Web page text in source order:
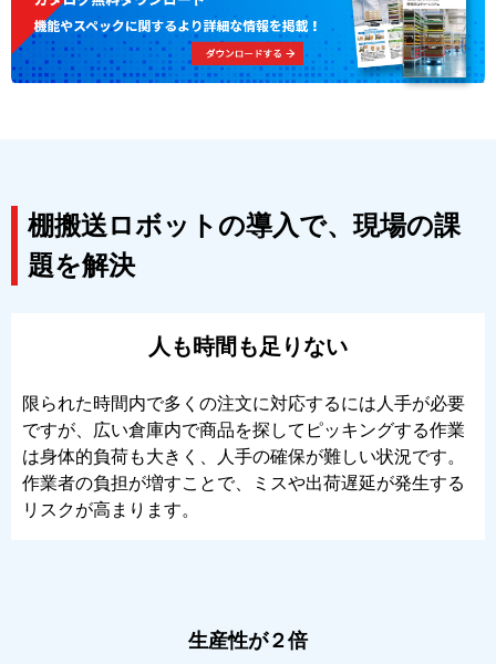
棚搬送ロボットの導入で、現場の課
題を解決
人も時間も足りない
限られた時間内で多くの注文に対応するには人手が必要
ですが、広い倉庫内で商品を探してピッキングする作業
は身体的負荷も大きく、人手の確保が難しい状況です。
作業者の負担が増すことで、ミスや出荷遅延が発生する
リスクが高まります。
生産性が２倍